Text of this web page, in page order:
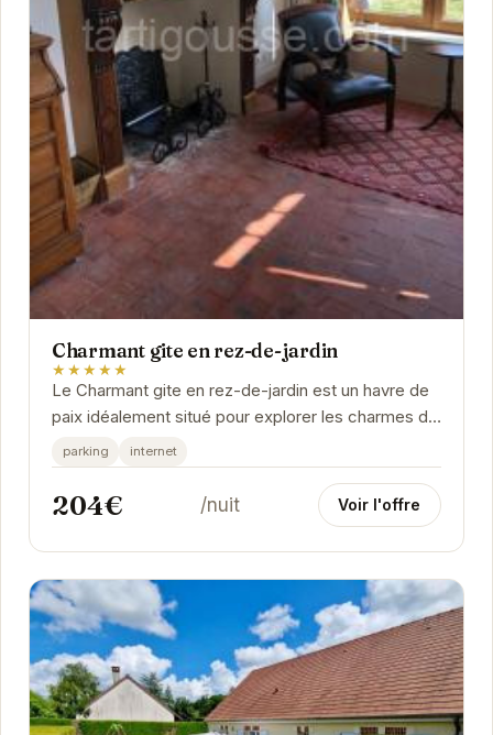
Charmant gite en rez-de-jardin
★★★★★
Le Charmant gite en rez-de-jardin est un havre de
paix idéalement situé pour explorer les charmes de
Saint-Aignan. Avec son ambiance chaleureuse et...
parking internet
204€ /nuit Voir l'offre